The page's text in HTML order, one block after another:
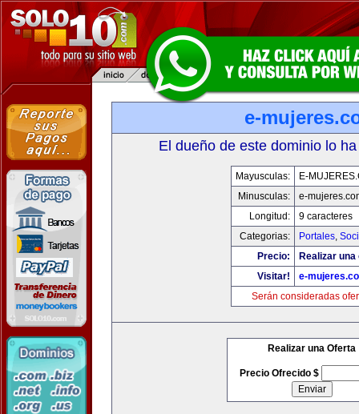
e-
El dueño de este dominio lo
Mayusculas:
E-
Minusculas:
e-
Longitud:
9 caracteres
Categorias:
Portales,
Precio:
Realizar
Visitar!
e-
Serán consideradas
Realizar una Oferta
Precio Ofrecido $